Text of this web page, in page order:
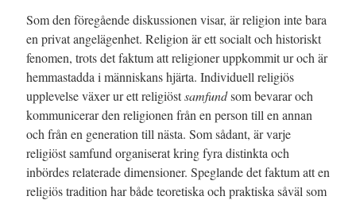
Som den föregående diskussionen visar, är religion inte bara
en privat angelägenhet. Religion är ett socialt och historiskt
fenomen, trots det faktum att religioner uppkommit ur och är
hemmastadda i människans hjärta. Individuell religiös
upplevelse växer ur ett religiöstsamfundsom bevarar och
kommunicerar den religionen från en person till en annan
och från en generation till nästa. Som sådant, är varje
religiöst samfund organiserat kring fyra distinkta och
inbördes relaterade dimensioner. Speglande det faktum att en
religiös tradition har både teoretiska och praktiska såväl som